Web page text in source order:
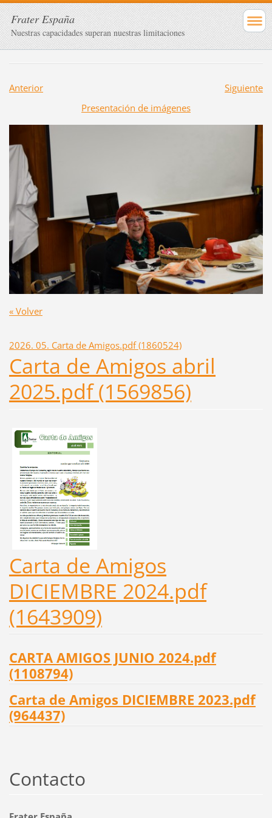
Frater España
Nuestras capacidades superan nuestras limitaciones
Anterior
Siguiente
Presentación de imágenes
« Volver
2026. 05. Carta de Amigos.pdf (1860524)
Carta de Amigos abril
2025.pdf (1569856)
Carta de Amigos
DICIEMBRE 2024.pdf
(1643909)
CARTA AMIGOS JUNIO 2024.pdf
(1108794)
Carta de Amigos DICIEMBRE 2023.pdf
(964437)
Contacto